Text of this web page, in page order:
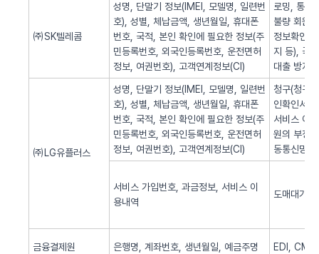
㈜SK텔레콤
성명, 단말기 정보(IMEI, 모델명, 일련번
호), 성별, 체납금액, 생년월일, 휴대폰
번호, 국적, 본인 확인에 필요한 정보(주
민등록번호, 외국인등록번호, 운전면허
정보, 여권번호), 고객연계정보(CI)
로밍, 통화
불량 회원
정보확인,
지 등), 국
대출 방지,
㈜LG유플러스
성명, 단말기 정보(IMEI, 모델명, 일련번
호), 성별, 체납금액, 생년월일, 휴대폰
번호, 국적, 본인 확인에 필요한 정보(주
민등록번호, 외국인등록번호, 운전면허
정보, 여권번호), 고객연계정보(CI)
청구(청구
인확인서
서비스 이
원의 부정
동통신망
서비스 가입번호, 과금정보, 서비스 이
용내역
도매대가
금융결제원 은행명, 계좌번호, 생년월일, 예금주명 EDI, CMS